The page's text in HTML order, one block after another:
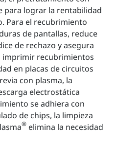
para lograr la rentabilidad
Para el recubrimiento
de pantallas, reduce
de rechazo y asegura
imprimir recubrimientos
en placas de circuitos
con plasma, la
electrostática
se adhiera con
de chips, la limpieza
® elimina la necesidad